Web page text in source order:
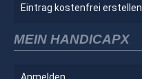
Eintrag kostenfrei erstellen
MEIN HANDICAPX